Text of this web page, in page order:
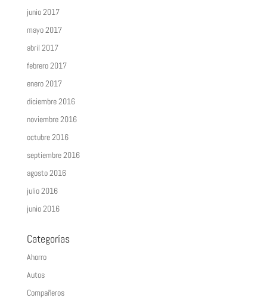
junio 2017
mayo 2017
abril 2017
febrero 2017
enero 2017
diciembre 2016
noviembre 2016
octubre 2016
septiembre 2016
agosto 2016
julio 2016
junio 2016
Categorías
Ahorro
Autos
Compañeros